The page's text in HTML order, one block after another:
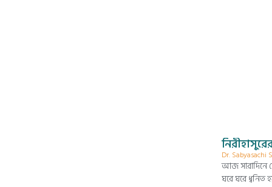
Dr. Sabyasachi
আজ সারাদিনে
ঘরে ঘরে ধ্বনিত